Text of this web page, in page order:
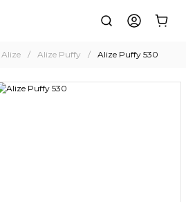
Alize Alize Puffy Alize Puffy 530